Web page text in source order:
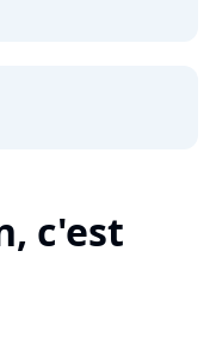
c'est